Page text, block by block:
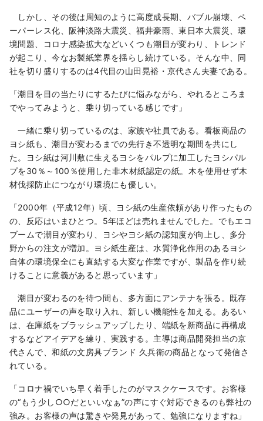
しかし、その後は周知のように高度成長期、バブル崩壊、ペ
ーパーレス化、阪神淡路大震災、福井豪雨、東日本大震災、環
境問題、コロナ感染拡大などいくつも潮目が変わり、トレンド
が起こり、今なお製紙業界を揺らし続けている。そんな中、同
社を切り盛りするのは4代目の山田晃裕・京代さん夫妻である。
「潮目を目の当たりにするたびに悩みながら、やれるところま
でやってみようと、乗り切っている感じです」
一緒に乗り切っているのは、家族や社員である。看板商品の
ヨシ紙も、潮目が変わるまでの先行き不透明な期間を共にし
た。ヨシ紙は河川敷に生えるヨシをパルプに加工したヨシパル
プを30％～100％使用した非木材紙認定の紙。木を使用せず木
材伐採防止につながり環境にも優しい。
「2000年（平成12年）頃、ヨシ紙の生産依頼があり作ったもの
の、反応はいまひとつ。5年ほどは売れませんでした。でもエコ
ブームで潮目が変わり、ヨシやヨシ紙の認知度が向上し、多分
野からの注文が増加。ヨシ紙生産は、水質浄化作用のあるヨシ
自体の環境保全にも直結する大変な作業ですが、製品を作り続
けることに意義があると思っています」
潮目が変わるのを待つ間も、多方面にアンテナを張る。既存
品にユーザーの声を取り入れ、新しい機能性を加える。あるい
は、在庫紙をブラッシュアップしたり、端紙を新商品に再構成
するなどアイデアを練り、実践する。主導は商品開発担当の京
代さんで、和紙の文房具ブランド 久兵衛の商品となって発信さ
れている。
「コロナ禍でいち早く着手したのがマスクケースです。お客様
の“もう少し○○だといいなぁ”の声にすぐ対応できるのも弊社の
強み。お客様の声は驚きや発見があって、勉強になりますね」